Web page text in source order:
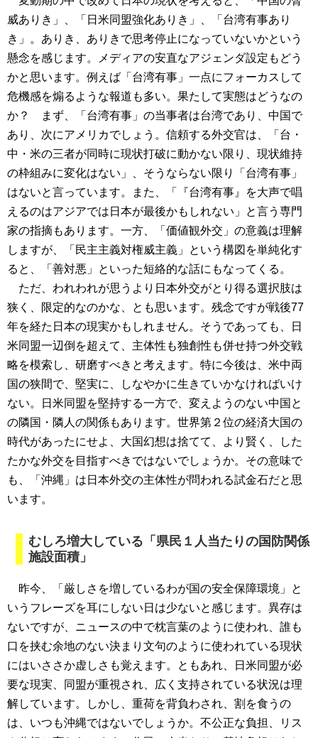
威ありき」、「日米同盟強化ありき」、「台湾有事あり
き」。ありき、ありきで思考停止になっていないかという
懸念を感じます。メディアの安直なアジェンダ設定もどう
かと思います。例えば「台湾有事」一点にフォーカスして
危機感を煽るような報道も多い。果たして実態はどうなの
か？ まず、「台湾有事」の当事者は台湾であり、中国で
あり、次にアメリカでしょう。信頼する外交官は、「台・
中・米の三者が同時に現状打破に動かない限り、現状維持
の枠組みに変化はない」、そうならない限り「台湾有事」
はないと言っています。また、「『台湾有事』を大声で唱
えるのはアジアでは日本が最後かもしれない」と言う専門
家の指摘もあります。一方、「価値観外交」の意義は理解
しますが、「民主主義対権威主義」という構図を単純化す
ると、「善対悪」といった短絡的な話にもなってくる。
ただ、われわれが思うより日本外交がとり得る選択肢は
狭く、限定的なのかな、とも思います。残念ですが戦後77
年を経た日本の現実かもしれません。そうであっても、日
米同盟一辺倒を超えて、主体性も独創性も併せ持つ外交戦
略を模索し、研磨すべきと考えます。特に今後は、米中両
国の狭間で、堅実に、しなやかに生きていかなければいけ
ない。日米同盟を堅持する一方で、変えようのない中国と
の隣国・隣人の関係もあります。世界第２位の経済大国の
時代があったにせよ、大国幻想は捨てて、より賢く、した
たかな外交を目指すべきではないでしょうか。その意味で
も、「沖縄」は日本外交の主体性が問われる試金石だと思
います。
むしろ増大している「県民１人当たりの国防関係
施設面積」
昨今、「厳しさを増しているわが国の安全保障環境」と
いうフレーズを耳にしない日は少ないと感じます。異存は
ないですが、ニュースの中で枕言葉のように使われ、誰も
口を挟む余地のない決まり文句のように使われている現状
にはいささか虚しさも覚えます。ともあれ、日米同盟が必
要な現実、同盟が重視され、広く支持されている状況は理
解しています。しかし、重荷を背負わされ、割を食うの
は、いつも沖縄ではないでしょうか。不公正な負担、リス